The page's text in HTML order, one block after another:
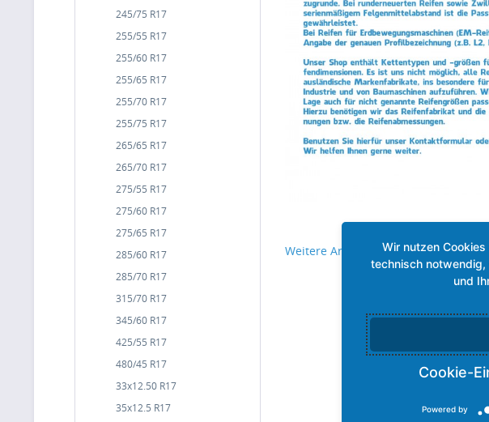
245/75 R17
255/55 R17
255/60 R17
255/65 R17
255/70 R17
255/75 R17
265/65 R17
265/70 R17
275/55 R17
275/60 R17
275/65 R17
285/60 R17
285/70 R17
315/70 R17
345/60 R17
425/55 R17
480/45 R17
33x12.50 R17
35x12.5 R17
Weitere Artikel in dieser Kategorie »
Powered by